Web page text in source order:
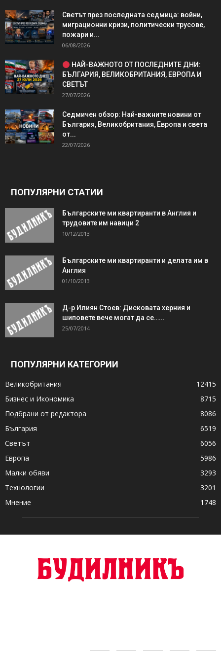
Светът през последната седмица: войни,
миграционни кризи, политически трусове,
пожари и...
06/08/2026
НАЙ-ВАЖНОТО ОТ ПОСЛЕДНИТЕ ДНИ:
БЪЛГАРИЯ, ВЕЛИКОБРИТАНИЯ, ЕВРОПА И
СВЕТЪТ
27/07/2026
Седмичен обзор: Най-важните новини от
България, Великобритания, Европа и света
от...
22/07/2026
ПОПУЛЯРНИ СТАТИИ
Българските ми квартиранти в Англия и
трудовите им навици 2
10/12/2013
Българските ми квартиранти и делата им в
Англия
01/10/2013
Д-р Илиян Стоев: Дисковата херния и
шиповете вече могат да се…...
25/07/2014
ПОПУЛЯРНИ КАТЕГОРИИ
Великобритания
12415
Бизнес и Икономика
8715
Подбрани от редактора
8086
България
6519
Светът
6056
Европа
5986
Малки обяви
3293
Технологии
3201
Мнение
1748